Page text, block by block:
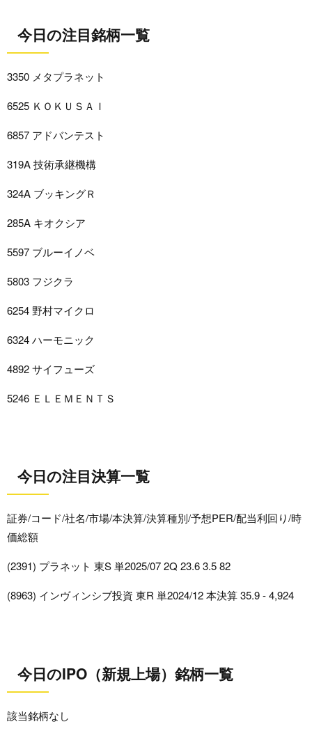
今日の注目銘柄一覧
3350 メタプラネット
6525 ＫＯＫＵＳＡＩ
6857 アドバンテスト
319A 技術承継機構
324A ブッキングＲ
285A キオクシア
5597 ブルーイノベ
5803 フジクラ
6254 野村マイクロ
6324 ハーモニック
4892 サイフューズ
5246 ＥＬＥＭＥＮＴＳ
今日の注目決算一覧
証券/コード/社名/市場/本決算/決算種別/予想PER/配当利回り/時
価総額
(2391) プラネット 東S 単2025/07 2Q 23.6 3.5 82
(8963) インヴィンシブ投資 東R 単2024/12 本決算 35.9 - 4,924
今日のIPO（新規上場）銘柄一覧
該当銘柄なし